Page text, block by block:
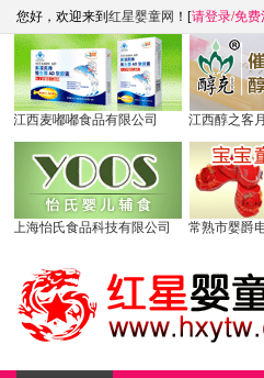
您好，欢迎来到 红星婴童网 ！[请登录/免费
江西麦嘟嘟食品有限公司 江西醇之客
上海怡氏食品科技有限公司 常熟市婴爵